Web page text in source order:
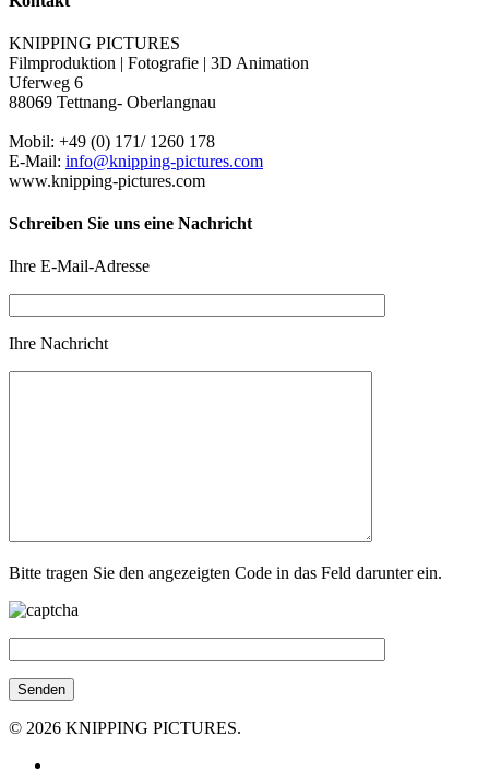
KNIPPING PICTURES
Filmproduktion | Fotografie | 3D Animation
Uferweg 6
88069 Tettnang- Oberlangnau
Mobil: +49 (0) 171/ 1260 178
E-Mail: info@knipping-pictures.com
www.knipping-pictures.com
Schreiben Sie uns eine Nachricht
Ihre E-Mail-Adresse
Ihre Nachricht
Bitte tragen Sie den angezeigten Code in das Feld darunter ein.
© 2026 KNIPPING PICTURES.